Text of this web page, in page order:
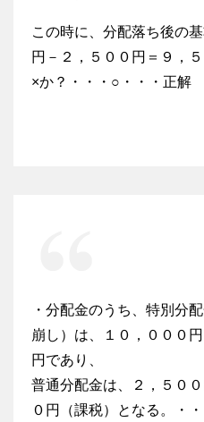
この時に、分配落ち後の
円－２，５００円＝９，
×か？・・・○・・・正解
・分配金のうち、特別分
崩し）は、１０，０００
円であり、
普通分配金は、２，５０
０円（課税）となる。・